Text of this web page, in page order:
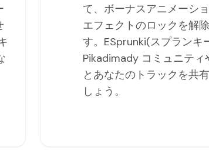
て、ボーナスアニメーシ
エフェクトのロックを解
す。ESprunki(スプランキ
Pikadimady コミュニティ
とあなたのトラックを共
しょう。